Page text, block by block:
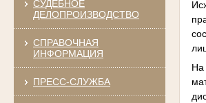
СУДЕБНОЕ
ДЕЛОПРОИЗВОДСТВО
СПРАВОЧНАЯ
ИНФОРМАЦИЯ
ПРЕСС-СЛУЖБА
На